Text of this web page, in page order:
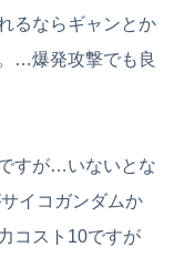
るならギャンとか
…爆発攻撃でも良
すが…いないとな
イコガンダムか
コスト10ですが